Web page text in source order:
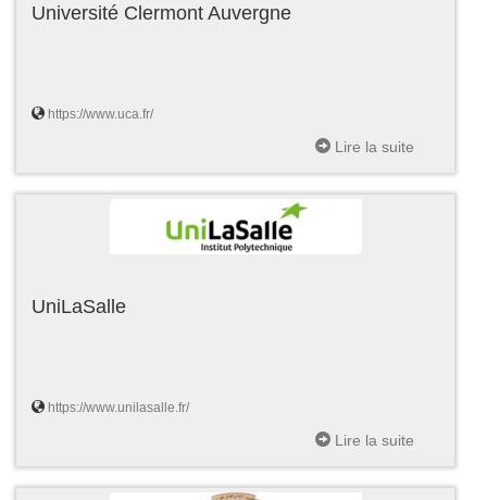
Université Clermont Auvergne
https://www.uca.fr/
Lire la suite
UniLaSalle
https://www.unilasalle.fr/
Lire la suite